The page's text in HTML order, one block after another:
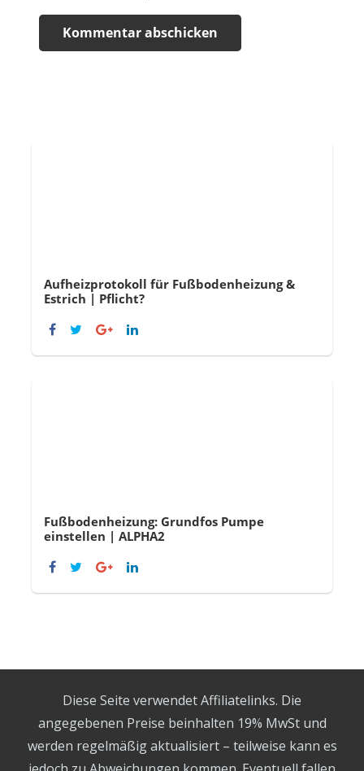
Kommentar abschicken
Aufheizprotokoll für Fußbodenheizung &
Estrich | Pflicht?
Fußbodenheizung: Grundfos Pumpe
einstellen | ALPHA2
Diese Seite verwendet Affiliatelinks. Die
angegebenen Preise beinhalten 19% MwSt und
werden regelmäßig aktualisiert – teilweise kann es